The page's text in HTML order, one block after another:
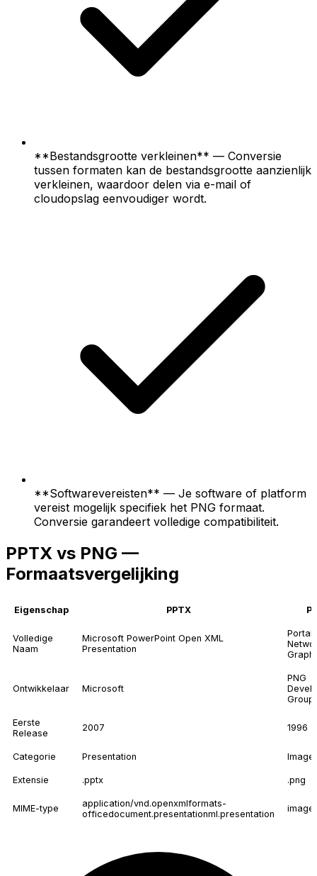
**Bestandsgrootte verkleinen** — Conversie
tussen formaten kan de bestandsgrootte aanzienlijk
verkleinen, waardoor delen via e-mail of
cloudopslag eenvoudiger wordt.
**Softwarevereisten** — Je software of platform
vereist mogelijk specifiek het PNG formaat.
Conversie garandeert volledige compatibiliteit.
PPTX vs PNG —
Formaatsvergelijking
Eigenschap PPTX
Volledige
Naam
Microsoft PowerPoint Open XML
Presentation
Ontwikkelaar Microsoft
PNG
Group
Eerste
Release
2007 1996
Categorie Presentation Image
Extensie .pptx .png
MIME-type
application/vnd.openxmlformats-
officedocument.presentationml.presentation